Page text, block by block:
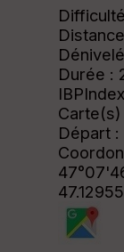
Durée :
Carte(s)
Départ